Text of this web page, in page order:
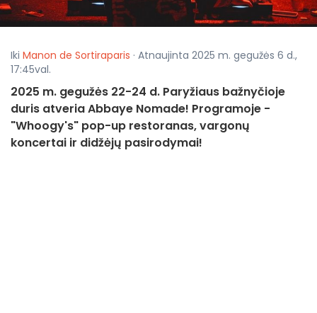
Iki Manon de Sortiraparis · Atnaujinta 2025 m. gegužės 6 d.,
17:45val.
2025 m. gegužės 22-24 d. Paryžiaus bažnyčioje
duris atveria Abbaye Nomade! Programoje -
"Whoogy's" pop-up restoranas, vargonų
koncertai ir didžėjų pasirodymai!